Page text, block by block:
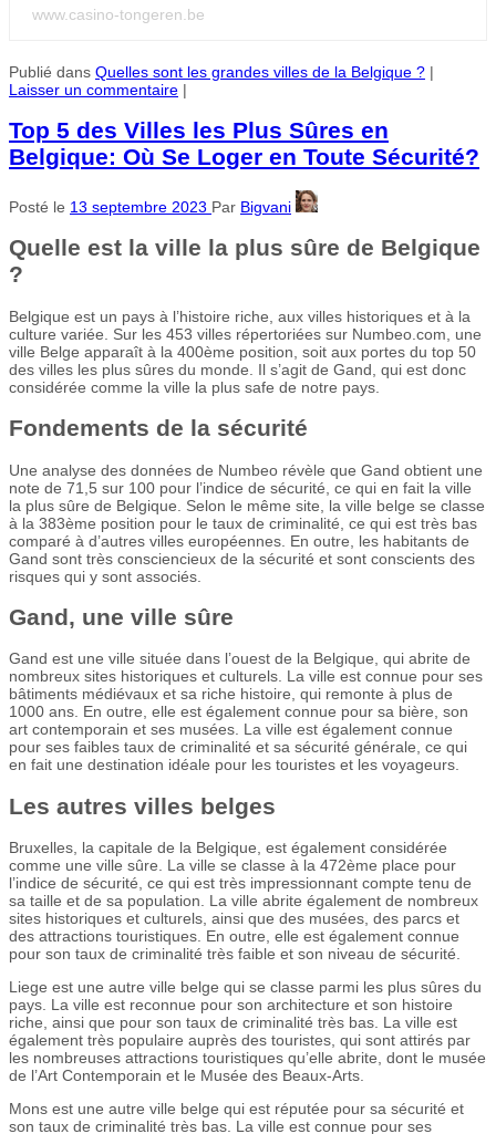
www.casino-tongeren.be
Publié dans Quelles sont les grandes villes de la Belgique ? |
Laisser un commentaire |
Top 5 des Villes les Plus Sûres en
Belgique: Où Se Loger en Toute Sécurité?
Posté le 13 septembre 2023 Par Bigvani
Quelle est la ville la plus sûre de Belgique
?
Belgique est un pays à l’histoire riche, aux villes historiques et à la
culture variée. Sur les 453 villes répertoriées sur Numbeo.com, une
ville Belge apparaît à la 400ème position, soit aux portes du top 50
des villes les plus sûres du monde. Il s’agit de Gand, qui est donc
considérée comme la ville la plus safe de notre pays.
Fondements de la sécurité
Une analyse des données de Numbeo révèle que Gand obtient une
note de 71,5 sur 100 pour l’indice de sécurité, ce qui en fait la ville
la plus sûre de Belgique. Selon le même site, la ville belge se classe
à la 383ème position pour le taux de criminalité, ce qui est très bas
comparé à d’autres villes européennes. En outre, les habitants de
Gand sont très consciencieux de la sécurité et sont conscients des
risques qui y sont associés.
Gand, une ville sûre
Gand est une ville située dans l’ouest de la Belgique, qui abrite de
nombreux sites historiques et culturels. La ville est connue pour ses
bâtiments médiévaux et sa riche histoire, qui remonte à plus de
1000 ans. En outre, elle est également connue pour sa bière, son
art contemporain et ses musées. La ville est également connue
pour ses faibles taux de criminalité et sa sécurité générale, ce qui
en fait une destination idéale pour les touristes et les voyageurs.
Les autres villes belges
Bruxelles, la capitale de la Belgique, est également considérée
comme une ville sûre. La ville se classe à la 472ème place pour
l’indice de sécurité, ce qui est très impressionnant compte tenu de
sa taille et de sa population. La ville abrite également de nombreux
sites historiques et culturels, ainsi que des musées, des parcs et
des attractions touristiques. En outre, elle est également connue
pour son taux de criminalité très faible et son niveau de sécurité.
Liege est une autre ville belge qui se classe parmi les plus sûres du
pays. La ville est reconnue pour son architecture et son histoire
riche, ainsi que pour son taux de criminalité très bas. La ville est
également très populaire auprès des touristes, qui sont attirés par
les nombreuses attractions touristiques qu’elle abrite, dont le musée
de l’Art Contemporain et le Musée des Beaux-Arts.
Mons est une autre ville belge qui est réputée pour sa sécurité et
son taux de criminalité très bas. La ville est connue pour ses